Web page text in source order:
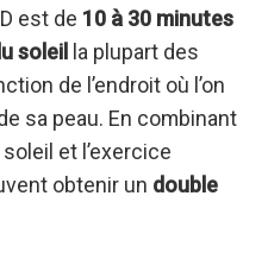
est de 10 à 30 minutes
soleil
la plupart des
de l’endroit où l’on
sa peau. En combinant
et l’exercice
obtenir un double